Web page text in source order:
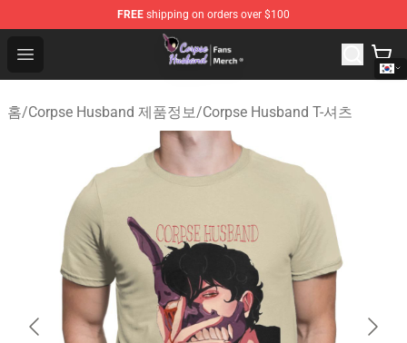
FREE shipping on orders over $100
Open menu
Corpse Husband Store - Official Corpse Husband
홈/Corpse Husband 제품정보/Corpse Husband T-셔츠